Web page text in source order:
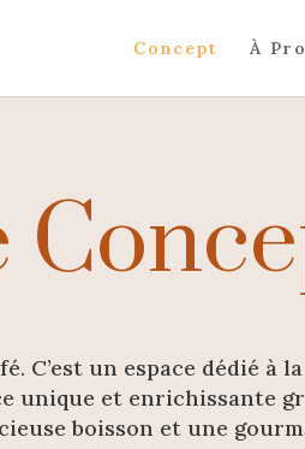
Concept À
C’est un espace dédié
unique et enrichissante
boisson et une